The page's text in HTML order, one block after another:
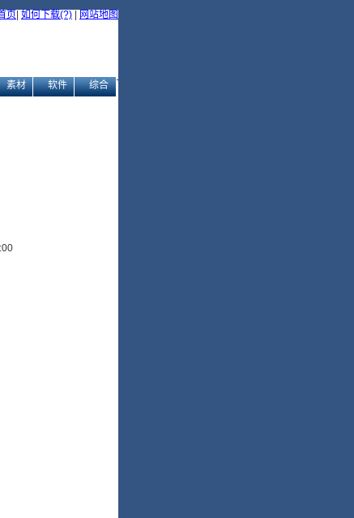
页 如何下载(?) 网站地图
素材 软件 综合